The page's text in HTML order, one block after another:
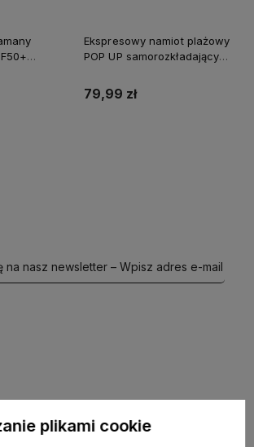
Ekspresowy namiot plażowy
POP UP samorozkładający
79,99 zł
na nasz newsletter – Wpisz adres e-mail
plikami cookie